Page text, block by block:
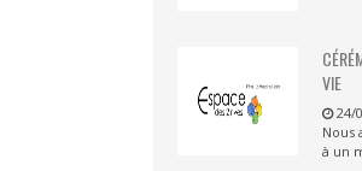
VIE
24/
Nous
à un